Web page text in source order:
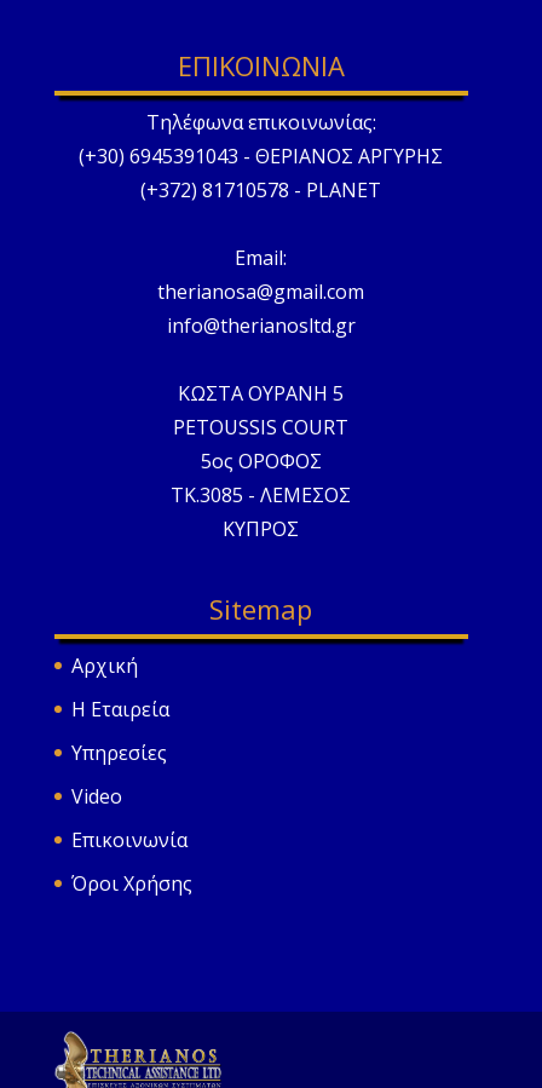
ΕΠΙΚΟΙΝΩΝΙΑ
Τηλέφωνα επικοινωνίας:
(+30) 6945391043 - ΘΕΡΙΑΝΟΣ ΑΡΓΥΡΗΣ
(+372) 81710578 - PLANET
Email:
therianosa@gmail.com
info@therianosltd.gr
ΚΩΣΤΑ ΟΥΡΑΝΗ 5
PETOUSSIS COURT
5ος ΟΡΟΦΟΣ
ΤΚ.3085 - ΛΕΜΕΣΟΣ
ΚΥΠΡΟΣ
Sitemap
Αρχική
Η Εταιρεία
Υπηρεσίες
Video
Επικοινωνία
Όροι Χρήσης